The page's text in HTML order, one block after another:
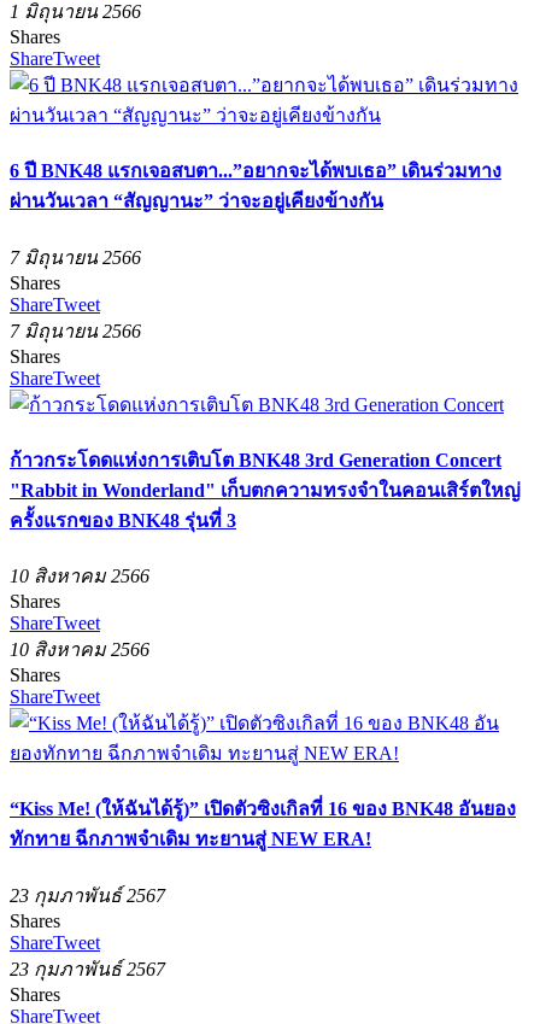
1 มิถุนายน 2566
Shares
ShareTweet
6 ปี BNK48 แรกเจอสบตา...”อยากจะได้พบเธอ” เดินร่วมทาง
ผ่านวันเวลา “สัญญานะ” ว่าจะอยู่เคียงข้างกัน
7 มิถุนายน 2566
Shares
ShareTweet
7 มิถุนายน 2566
Shares
ShareTweet
ก้าวกระโดดแห่งการเติบโต BNK48 3rd Generation Concert
"Rabbit in Wonderland" เก็บตกความทรงจำในคอนเสิร์ตใหญ่
ครั้งแรกของ BNK48 รุ่นที่ 3
10 สิงหาคม 2566
Shares
ShareTweet
10 สิงหาคม 2566
Shares
ShareTweet
“Kiss Me! (ให้ฉันได้รู้)” เปิดตัวซิงเกิลที่ 16 ของ BNK48 อันยอง
ทักทาย ฉีกภาพจำเดิม ทะยานสู่ NEW ERA!
23 กุมภาพันธ์ 2567
Shares
ShareTweet
23 กุมภาพันธ์ 2567
Shares
ShareTweet